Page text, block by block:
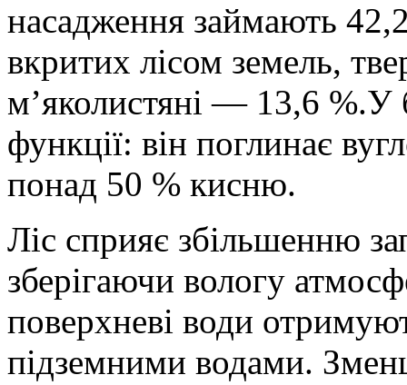
насадження займають
вкритих лісом земель,
м’яколистяні — 13,6 %.У
функції: він поглинає
понад 50 % кисню.
Ліс сприяє збільшенню
зберігаючи вологу
поверхневі води
підземними водами.